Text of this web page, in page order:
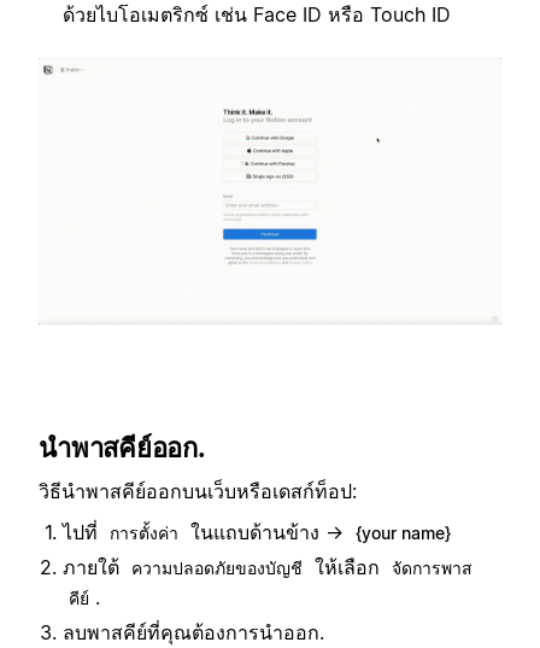
ด้วยไบโอเมตริกซ์ เช่น Face ID หรือ Touch ID
นำพาสคีย์ออก.
วิธีนำพาสคีย์ออกบนเว็บหรือเดสก์ท็อป:
ไปที่
การตั้งค่า ในแถบด้านข้าง → {your name}
ภายใต้ ความปลอดภัยของบัญชี ให้เลือก
จัดการพาส
คีย์ .
ลบพาสคีย์ที่คุณต้องการนำออก.